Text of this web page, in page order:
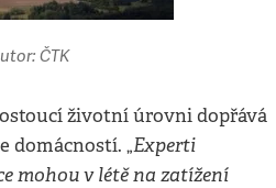
ČTK
životní úrovni dopřává
domácností. „Experti
mohou v létě na zatížení